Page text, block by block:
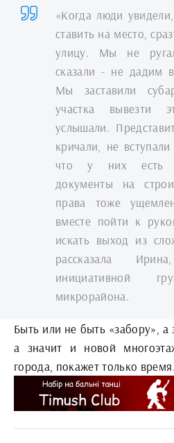
«Когда люди
ставить на место,
улицу. Мы не
сказали - не дадим
Мы заставили
участка вывезти
услышали.
кричали, не
что у них есть
документы на
права тоже
вместе пойти к
искать выход из
рассказала
инициативной
микрорайона.
Быть или не быть «забору», а
а значит и новой
города, покажет только время.